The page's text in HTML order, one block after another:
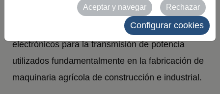
a la fabricación y comercialización de
componentes mecánicos, oleodinámicos y
electrónicos para la transmisión de potencia
utilizados fundamentalmente en la fabricación de
maquinaria agrícola de construcción e industrial.
Aceptar y navegar Rechazar
Configurar cookies